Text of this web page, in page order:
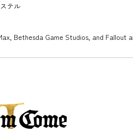
テル
Bethesda Game Studios, and